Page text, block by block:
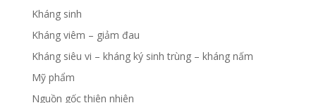
Kháng sinh
Kháng viêm – giảm đau
Kháng siêu vi – kháng ký sinh trùng – kháng nấm
Mỹ phẩm
Nguồn gốc thiên nhiên